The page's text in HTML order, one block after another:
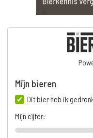
Mijn bieren
Dit bier heb ik
Mijn cijfer: